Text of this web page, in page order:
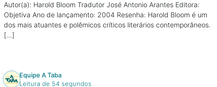
Autor(a): Harold Bloom Tradutor José Antonio Arantes Editora:
Objetiva Ano de lançamento: 2004 Resenha: Harold Bloom é um
dos mais atuantes e polêmicos críticos literários contemporâneos.
[…]
Equipe A Taba
Leitura de 54 segundos